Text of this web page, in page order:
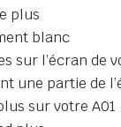
plus
blanc
sur l’écran de
une partie de
sur votre A01